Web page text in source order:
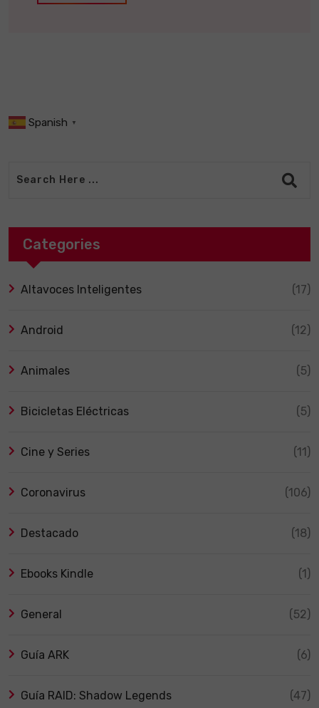
Spanish ▼
Categories
Altavoces Inteligentes (17)
Android (12)
Animales (5)
Bicicletas Eléctricas (5)
Cine y Series (11)
Coronavirus (106)
Destacado (18)
Ebooks Kindle (1)
General (52)
Guía ARK (6)
Guía RAID: Shadow Legends (47)